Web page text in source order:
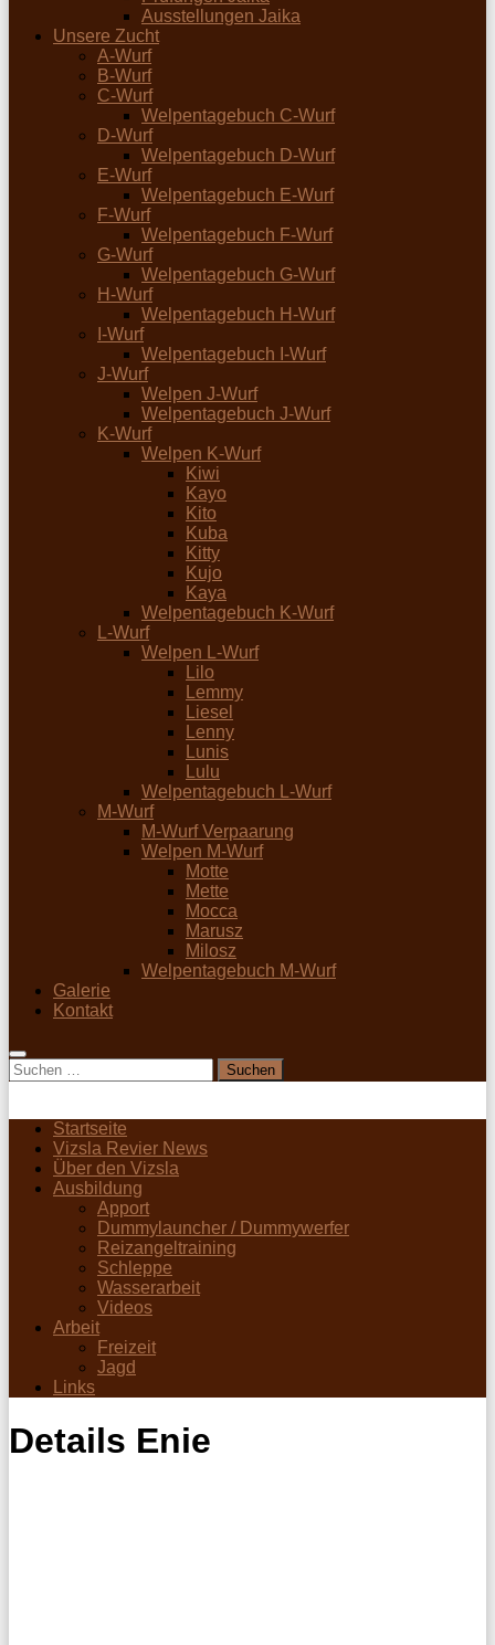
Ausstellungen Jaika
Unsere Zucht
A-Wurf
B-Wurf
C-Wurf
Welpentagebuch C-Wurf
D-Wurf
Welpentagebuch D-Wurf
E-Wurf
Welpentagebuch E-Wurf
F-Wurf
Welpentagebuch F-Wurf
G-Wurf
Welpentagebuch G-Wurf
H-Wurf
Welpentagebuch H-Wurf
I-Wurf
Welpentagebuch I-Wurf
J-Wurf
Welpen J-Wurf
Welpentagebuch J-Wurf
K-Wurf
Welpen K-Wurf
Kiwi
Kayo
Kito
Kuba
Kitty
Kujo
Kaya
Welpentagebuch K-Wurf
L-Wurf
Welpen L-Wurf
Lilo
Lemmy
Liesel
Lenny
Lunis
Lulu
Welpentagebuch L-Wurf
M-Wurf
M-Wurf Verpaarung
Welpen M-Wurf
Motte
Mette
Mocca
Marusz
Milosz
Welpentagebuch M-Wurf
Galerie
Kontakt
Suchen
nach:
Startseite
Vizsla Revier News
Über den Vizsla
Ausbildung
Apport
Dummylauncher / Dummywerfer
Reizangeltraining
Schleppe
Wasserarbeit
Videos
Arbeit
Freizeit
Jagd
Links
Details Enie